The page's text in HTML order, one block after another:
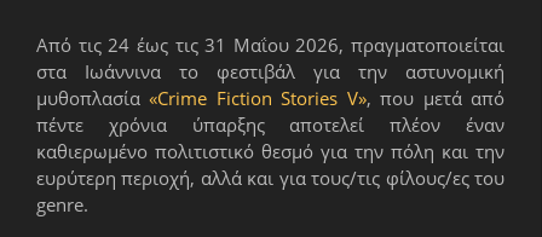
Από τις 24 έως τις 31 Μαΐου 2026, πραγματοποιείται
στα Ιωάννινα το φεστιβάλ για την αστυνομική
μυθοπλασία«Crime Fiction Stories V», που μετά από
πέντε χρόνια ύπαρξης αποτελεί πλέον έναν
καθιερωμένο πολιτιστικό θεσμό για την πόλη και την
ευρύτερη περιοχή, αλλά και για τους/τις φίλους/ες του
genre.